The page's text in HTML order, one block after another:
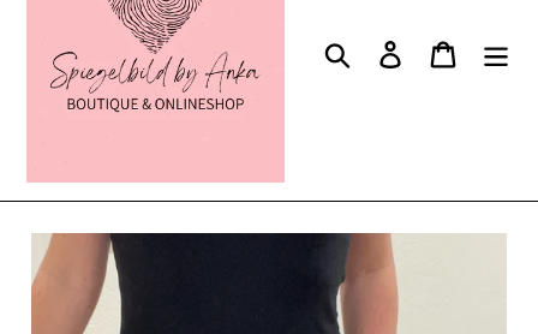
Suchen Einloggen